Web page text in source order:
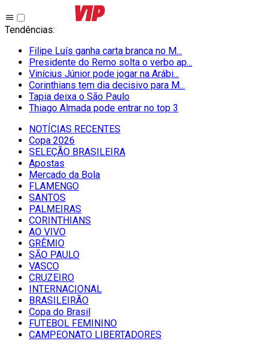
Tendências:
Filipe Luís ganha carta branca no M...
Presidente do Remo solta o verbo ap...
Vinícius Júnior pode jogar na Arábi...
Corinthians tem dia decisivo para M...
Tapia deixa o São Paulo
Thiago Almada pode entrar no top 3
NOTÍCIAS RECENTES
Copa 2026
SELEÇÃO BRASILEIRA
Apostas
Mercado da Bola
FLAMENGO
SANTOS
PALMEIRAS
CORINTHIANS
AO VIVO
GRÊMIO
SĀO PAULO
VASCO
CRUZEIRO
INTERNACIONAL
BRASILEIRÃO
Copa do Brasil
FUTEBOL FEMININO
CAMPEONATO LIBERTADORES